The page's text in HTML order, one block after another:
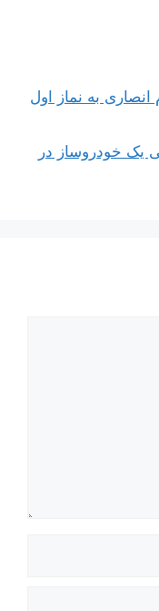
به نماز اول
ریالی یک خودروساز در